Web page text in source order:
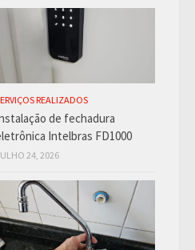
REALIZADOS
de fechadura
Intelbras FD1000
24, 2026